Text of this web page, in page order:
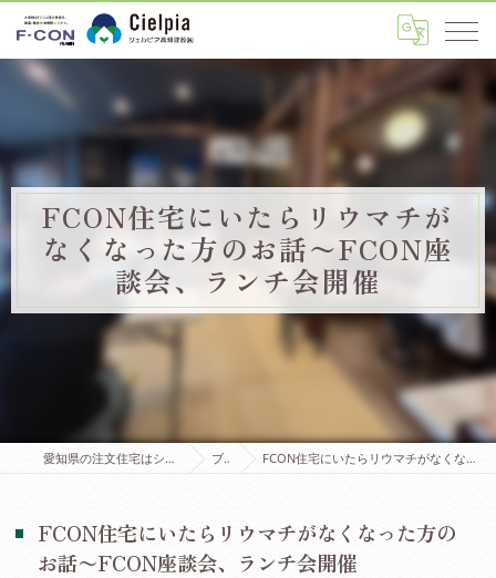
FCON住宅にいたらリウマチが
なくなった方のお話〜FCON座
談会、ランチ会開催
愛知県の注文住宅はシェルピア高畑建設株式会社 ブログ FCON住宅にいたらリウマチがなくなった方のお話〜FCON座談会、ランチ会開催
FCON住宅にいたらリウマチがなくなった方の
お話〜FCON座談会、ランチ会開催